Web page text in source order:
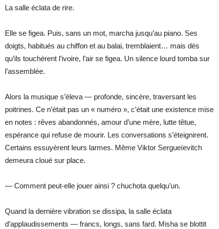
La salle éclata de rire.
Elle se figea. Puis, sans un mot, marcha jusqu’au piano. Ses
doigts, habitués au chiffon et au balai, tremblaient… mais dès
qu’ils touchèrent l’ivoire, l’air se figea. Un silence lourd tomba sur
l’assemblée.
Alors la musique s’éleva — profonde, sincère, traversant les
poitrines. Ce n’était pas un « numéro », c’était une existence mise
en notes : rêves abandonnés, amour d’une mère, lutte têtue,
espérance qui refuse de mourir. Les conversations s’éteignirent.
Certains essuyèrent leurs larmes. Même Viktor Sergueïevitch
demeura cloué sur place.
— Comment peut-elle jouer ainsi ? chuchota quelqu’un.
Quand la dernière vibration se dissipa, la salle éclata
d’applaudissements — francs, longs, sans fard. Misha se blottit